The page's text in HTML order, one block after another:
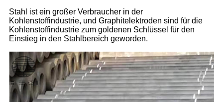
Stahl ist ein großer Verbraucher in der
Kohlenstoffindustrie, und Graphitelektroden sind für die
Kohlenstoffindustrie zum goldenen Schlüssel für den
Einstieg in den Stahlbereich geworden.